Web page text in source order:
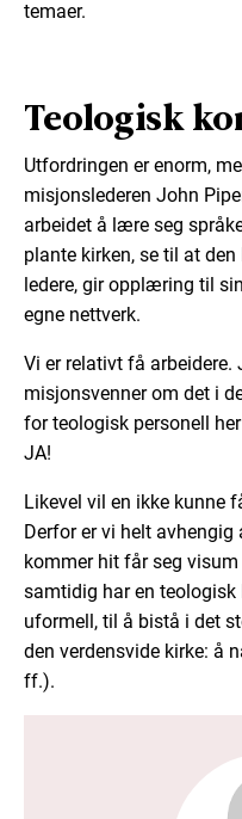
temaer.
Teologisk
Utfordringen er enorm,
misjonslederen John
arbeidet å lære seg
plante kirken, se til at
ledere, gir opplæring til
egne nettverk.
Vi er relativt få
misjonsvenner om det i
for teologisk personell
JA!
Likevel vil en ikke kunne
Derfor er vi helt
kommer hit får seg
samtidig har en
uformell, til å bistå i det
den verdensvide kirke: å
ff.).